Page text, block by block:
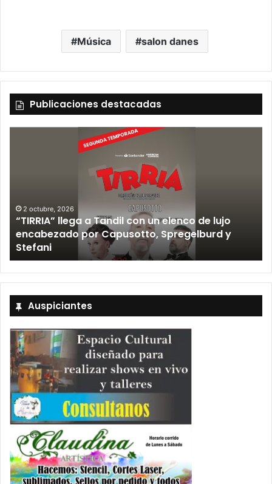
Música salon danes
Publicaciones destacadas
12 septiembre, 2026
Los Fabulosos Cadillacs anunciaron su show en
Tandil y ya están a la venta las entradas
Auspiciantes